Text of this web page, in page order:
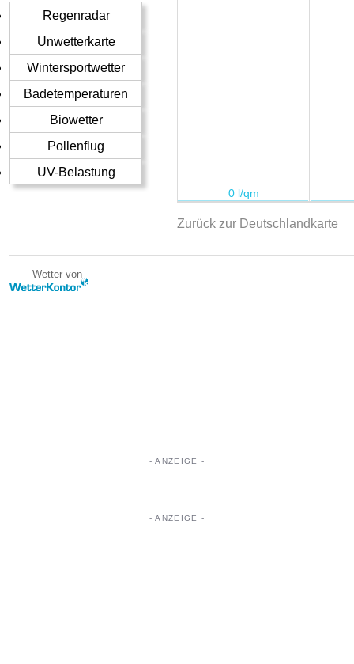
Regenradar
Unwetterkarte
Wintersportwetter
Badetemperaturen
Biowetter
Pollenflug
UV-Belastung
Zurück zur Deutschlandkarte
Wetter von